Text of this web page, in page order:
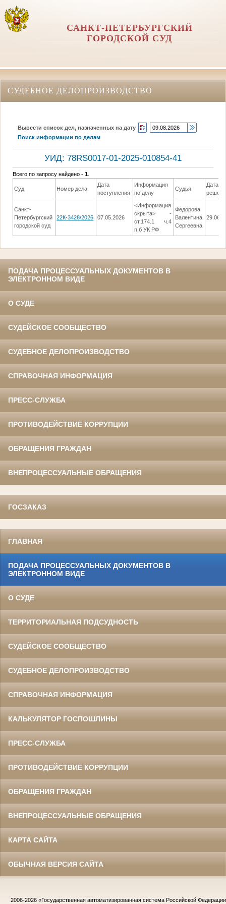
САНКТ-ПЕТЕРБУРГСКИЙ
ГОРОДСКОЙ СУД
СУДЕБНОЕ ДЕЛОПРОИЗВОДСТВО
Вывести список дел, назначенных на дату
Поиск информации по делам
УИД: 78RS0017-01-2025-010854-41
Всего по запросу найдено -1
Суд Номер дела
Дата
поступления
Информация
по делу
Судья
Дата
Санкт-
Петербургский
городской суд
22К-3428/2026 07.05.2026
<Информация
скрыта> -
ст.174.1 ч.4
п.б УК РФ
Федорова
Валентина
Сергеевна
ПОДАЧА ПРОЦЕССУАЛЬНЫХ ДОКУМЕНТОВ В
ЭЛЕКТРОННОМ ВИДЕ
О СУДЕ
СУДЕЙСКОЕ СООБЩЕСТВО
СУДЕБНОЕ ДЕЛОПРОИЗВОДСТВО
СПРАВОЧНАЯ ИНФОРМАЦИЯ
ПРЕСС-СЛУЖБА
ПРОТИВОДЕЙСТВИЕ КОРРУПЦИИ
ОБРАЩЕНИЯ ГРАЖДАН
ВНЕПРОЦЕССУАЛЬНЫЕ ОБРАЩЕНИЯ
ГОСЗАКАЗ
ГЛАВНАЯ
ПОДАЧА ПРОЦЕССУАЛЬНЫХ ДОКУМЕНТОВ В
ЭЛЕКТРОННОМ ВИДЕ
О СУДЕ
ТЕРРИТОРИАЛЬНАЯ ПОДСУДНОСТЬ
СУДЕЙСКОЕ СООБЩЕСТВО
СУДЕБНОЕ ДЕЛОПРОИЗВОДСТВО
СПРАВОЧНАЯ ИНФОРМАЦИЯ
КАЛЬКУЛЯТОР ГОСПОШЛИНЫ
ПРЕСС-СЛУЖБА
ПРОТИВОДЕЙСТВИЕ КОРРУПЦИИ
ОБРАЩЕНИЯ ГРАЖДАН
ВНЕПРОЦЕССУАЛЬНЫЕ ОБРАЩЕНИЯ
КАРТА САЙТА
ОБЫЧНАЯ ВЕРСИЯ САЙТА
2006-2026 «Государственная автоматизированная система Российской